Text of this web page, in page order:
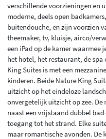
verschillende voorzieningen en
moderne, deels open
buitendouche, en zijn voorzien
theemaker, tv, kluisje, airco/
een iPad op de kamer
het hotel, het restaurant, de spa
King Suites is met een
kinderen. Beide Nature King
uitzicht op het eindeloze
onvergetelijk uitzicht op zee. De
naast een vrijstaand dubbel
toegang tot het strand. Elke
maar romantische avonden. De